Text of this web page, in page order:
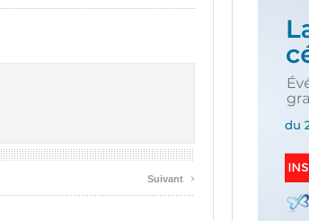
Suivant ›